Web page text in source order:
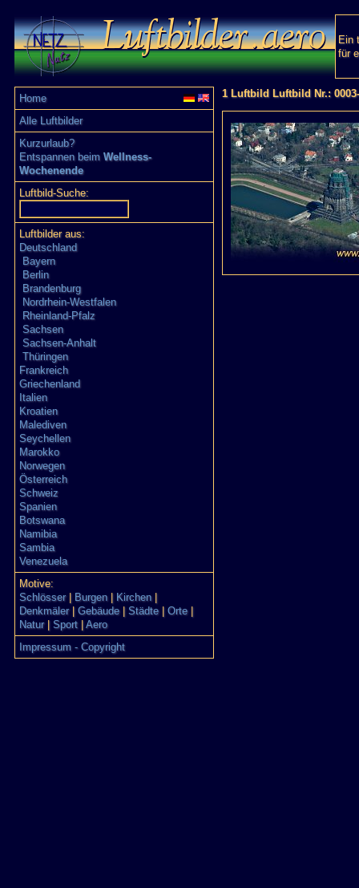
Ein
für
Home
Alle Luftbilder
Kurzurlaub?
Entspannen beim Wellness-
Wochenende
Luftbild-Suche:
Luftbilder aus:
Deutschland
Bayern
Berlin
Brandenburg
Nordrhein-Westfalen
Rheinland-Pfalz
Sachsen
Sachsen-Anhalt
Thüringen
Frankreich
Griechenland
Italien
Kroatien
Malediven
Seychellen
Marokko
Norwegen
Österreich
Schweiz
Spanien
Botswana
Namibia
Sambia
Venezuela
Motive:
Schlösser| Burgen| Kirchen|
Denkmäler| Gebäude| Städte| Orte|
Natur| Sport
Aero
Impressum - Copyright
1 Luftbild Luftbild Nr.: